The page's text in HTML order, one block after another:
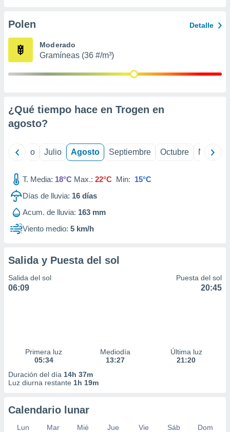
e
mediante
publicidad
publicidad
de
Polen Detalle
Moderado
Gramíneas (36 #/m³)
¿Qué tiempo hace en Trogen en
agosto?
Junio Julio Agosto Septiembre Octubre
T. Media: 18°C Max.: 22°C Min: 15°C
Días de lluvia: 16 días
Acum. de lluvia: 163 mm
Viento medio: 5 km/h
Salida y Puesta del sol
Salida del sol
06:09
Puesta del sol
20:45
Primera luz
05:34
Mediodía
13:27
Última luz
21:20
Duración del día 14h 37m
Luz diurna restante 1h 19m
Calendario lunar
Lun Mar Mié Jue Vie Sáb
Dom